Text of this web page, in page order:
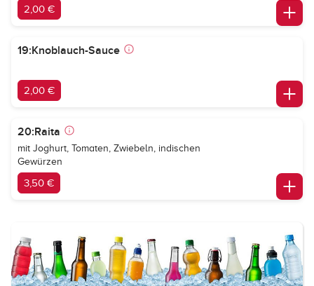
2,00 €
19:Knoblauch-Sauce
2,00 €
20:Raita
mit Joghurt, Tomaten, Zwiebeln, indischen
Gewürzen
3,50 €